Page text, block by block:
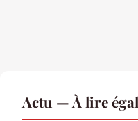
Actu — À lire